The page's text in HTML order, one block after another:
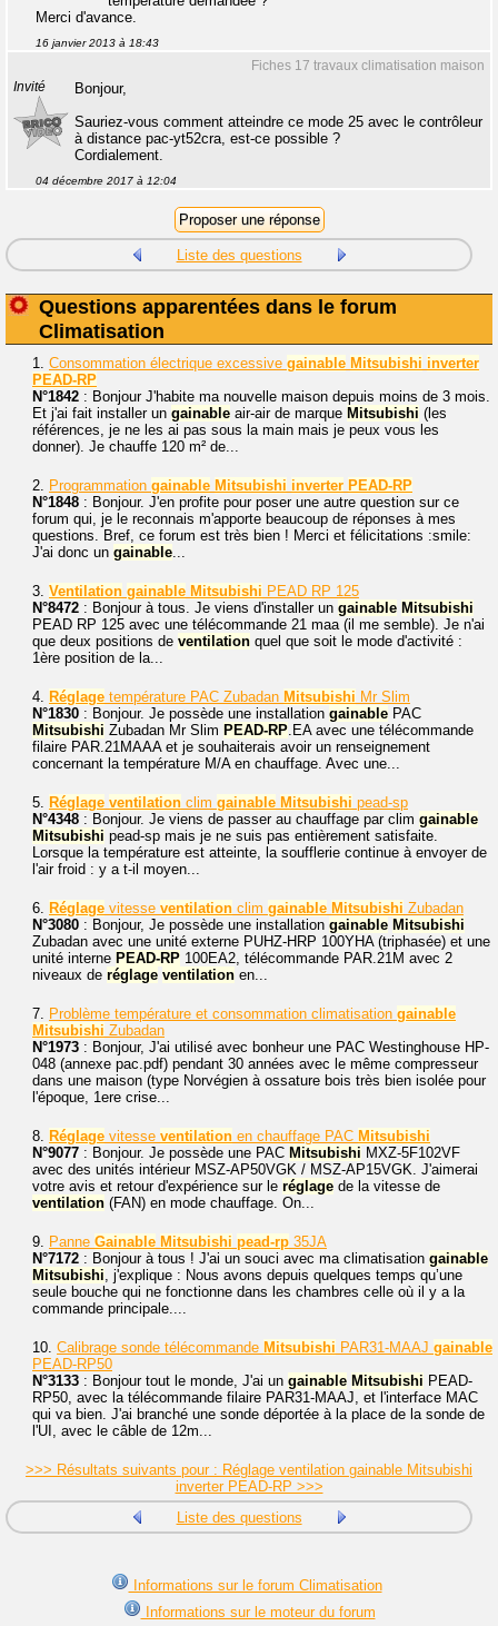
Merci d'avance.
16 janvier 2013 à 18:43
Fiches 17 travaux climatisation maison
Invité
Bonjour,
Sauriez-vous comment atteindre ce mode 25 avec le contrôleur
à distance pac-yt52cra, est-ce possible ?
Cordialement.
04 décembre 2017 à 12:04
Liste des questions
Questions apparentées dans le forum
Climatisation
1. Consommation électrique excessive gainable Mitsubishi inverter
PEAD-RP
N°1842 : Bonjour J'habite ma nouvelle maison depuis moins de 3 mois.
Et j'ai fait installer un gainable air-air de marque Mitsubishi (les
références, je ne les ai pas sous la main mais je peux vous les
donner). Je chauffe 120 m² de...
2. Programmation gainable Mitsubishi inverter PEAD-RP
N°1848 : Bonjour. J'en profite pour poser une autre question sur ce
forum qui, je le reconnais m'apporte beaucoup de réponses à mes
questions. Bref, ce forum est très bien ! Merci et félicitations :smile:
J'ai donc un gainable...
3. Ventilation gainable Mitsubishi PEAD RP 125
N°8472 : Bonjour à tous. Je viens d'installer un gainable Mitsubishi
PEAD RP 125 avec une télécommande 21 maa (il me semble). Je n'ai
que deux positions de ventilation quel que soit le mode d'activité :
1ère position de la...
4. Réglage température PAC Zubadan Mitsubishi Mr Slim
N°1830 : Bonjour. Je possède une installation gainable PAC
Mitsubishi Zubadan Mr Slim PEAD-RP.EA avec une télécommande
filaire PAR.21MAAA et je souhaiterais avoir un renseignement
concernant la température M/A en chauffage. Avec une...
5. Réglage ventilation clim gainable Mitsubishi pead-sp
N°4348 : Bonjour. Je viens de passer au chauffage par clim gainable
Mitsubishi pead-sp mais je ne suis pas entièrement satisfaite.
Lorsque la température est atteinte, la soufflerie continue à envoyer de
l'air froid : y a t-il moyen...
6. Réglage vitesse ventilation clim gainable Mitsubishi Zubadan
N°3080 : Bonjour, Je possède une installation gainable Mitsubishi
Zubadan avec une unité externe PUHZ-HRP 100YHA (triphasée) et une
unité interne PEAD-RP 100EA2, télécommande PAR.21M avec 2
niveaux de réglage ventilation en...
7. Problème température et consommation climatisation gainable
Mitsubishi Zubadan
N°1973 : Bonjour, J'ai utilisé avec bonheur une PAC Westinghouse HP-
048 (annexe pac.pdf) pendant 30 années avec le même compresseur
dans une maison (type Norvégien à ossature bois très bien isolée pour
l'époque, 1ere crise...
8. Réglage vitesse ventilation en chauffage PAC Mitsubishi
N°9077 : Bonjour. Je possède une PAC Mitsubishi MXZ-5F102VF
avec des unités intérieur MSZ-AP50VGK / MSZ-AP15VGK. J'aimerai
votre avis et retour d'expérience sur le réglage de la vitesse de
ventilation (FAN) en mode chauffage. On...
9. Panne Gainable Mitsubishi pead-rp 35JA
N°7172 : Bonjour à tous ! J'ai un souci avec ma climatisation gainable
Mitsubishi, j'explique : Nous avons depuis quelques temps qu’une
seule bouche qui ne fonctionne dans les chambres celle où il y a la
commande principale....
10. Calibrage sonde télécommande Mitsubishi PAR31-MAAJ gainable
PEAD-RP50
N°3133 : Bonjour tout le monde, J'ai un gainable Mitsubishi PEAD-
RP50, avec la télécommande filaire PAR31-MAAJ, et l'interface MAC
qui va bien. J'ai branché une sonde déportée à la place de la sonde de
l'UI, avec le câble de 12m...
>>> Résultats suivants pour : Réglage ventilation gainable Mitsubishi
inverter PEAD-RP >>>
Liste des questions
Informations sur le forum Climatisation
Informations sur le moteur du forum